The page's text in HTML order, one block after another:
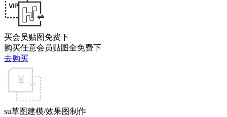
买会员贴图免费下
购买任意会员贴图全免费下
去购买
su草图建模/效果图制作